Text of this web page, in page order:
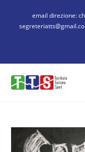
email direzione: